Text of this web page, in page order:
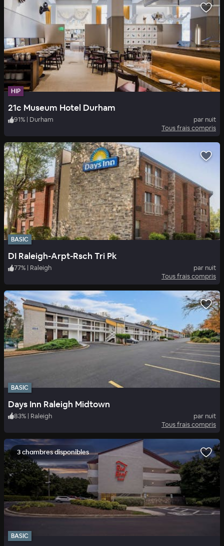
HIP
21c Museum Hotel Durham
91% | Durham
par nuit
Tous frais compris
BASIC
DI Raleigh-Arpt-Rsch Tri Pk
77% | Raleigh
par nuit
Tous frais compris
BASIC
Days Inn Raleigh Midtown
83% | Raleigh
par nuit
Tous frais compris
3 chambres disponibles
BASIC